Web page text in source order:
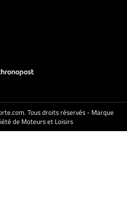
Tous droits réservés - Marque
de Moteurs et Loisirs